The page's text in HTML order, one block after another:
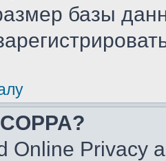
базы
Online Privacy